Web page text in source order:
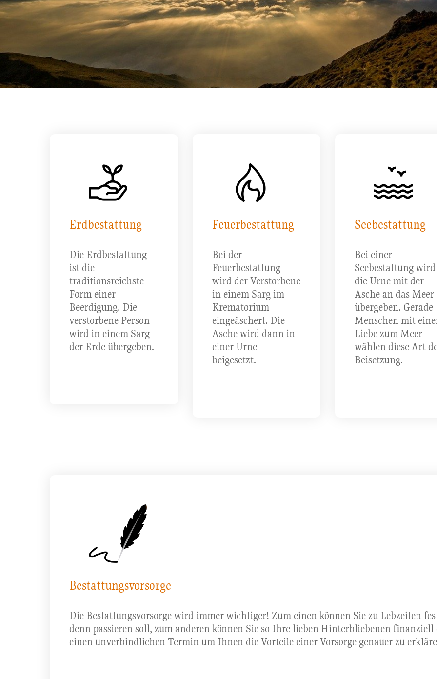
Erdbestattung
Die Erdbestattung
ist die
traditionsreichste
Form einer
Beerdigung. Die
verstorbene Person
wird in einem Sarg
der Erde übergeben.
Feuerbestattung
Bei der
Feuerbestattung
wird der Verstorbene
in einem Sarg im
Krematorium
eingeäschert. Die
Asche wird dann in
einer Urne
beigesetzt.
Seebestattung
Bei einer
Seebestattung wird
die Urne mit der
Asche an das Meer
übergeben. Gerade
Menschen mit
Liebe zum Meer
wählen diese Art
Beisetzung.
Bestattungsvorsorge
Die Bestattungsvorsorge wird immer wichtiger! Zum einen können Sie zu Lebzeiten
denn passieren soll, zum anderen können Sie so Ihre lieben Hinterbliebenen
einen unverbindlichen Termin um Ihnen die Vorteile einer Vorsorge genauer zu